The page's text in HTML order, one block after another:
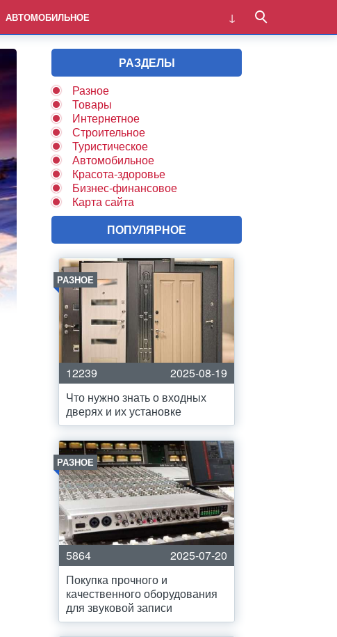
АВТОМОБИЛЬНОЕ
РАЗДЕЛЫ
Разное
Товары
Интернетное
Строительное
Туристическое
Автомобильное
Красота-здоровье
Бизнес-финансовое
Карта сайта
ПОПУЛЯРНОЕ
РАЗНОЕ
12239
2025-08-19
Что нужно знать о входных
дверях и их установке
РАЗНОЕ
5864
2025-07-20
Покупка прочного и
качественного оборудования
для звуковой записи